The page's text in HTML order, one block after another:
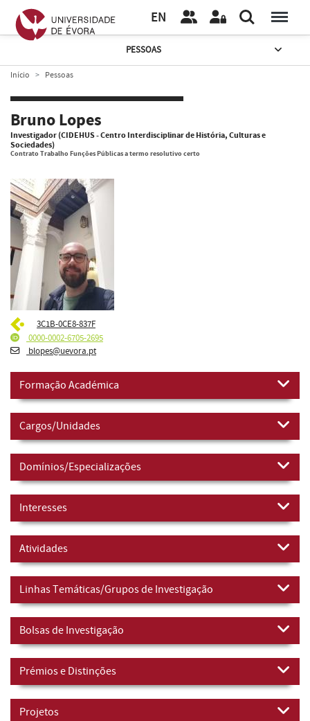
EN
PESSOAS
Início Pessoas
Bruno Lopes
Investigador (CIDEHUS - Centro Interdisciplinar de História, Culturas e
Sociedades)
Contrato Trabalho Funções Públicas a termo resolutivo certo
3C1B-0CE8-837F
0000-0002-6705-2695
blopes@uevora.pt
Formação Académica
Cargos/Unidades
Domínios/Especializações
Interesses
Atividades
Linhas Temáticas/Grupos de Investigação
Bolsas de Investigação
Prémios e Distinções
Projetos